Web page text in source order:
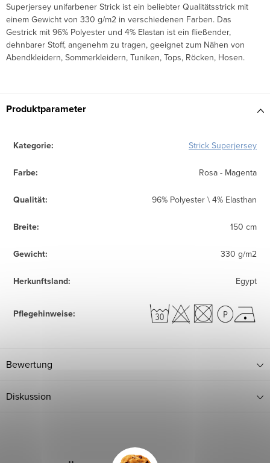
Superjersey unifarbener Strick ist ein beliebter Qualitätsstrick mit
einem Gewicht von 330 g/m2 in verschiedenen Farben. Das
Gestrick mit 96% Polyester und 4% Elastan ist ein fließender,
dehnbarer Stoff, angenehm zu tragen, geeignet zum Nähen von
Abendkleidern, Sommerkleidern, Tuniken, Tops, Röcken, Hosen.
Produktparameter
Kategorie: Strick Superjersey
Farbe: Rosa - Magenta
Qualität: 96% Polyester \ 4% Elasthan
Breite: 150 cm
Gewicht: 330 g/m2
Herkunftsland: Egypt
Pflegehinweise:
Bewertung
Diskussion